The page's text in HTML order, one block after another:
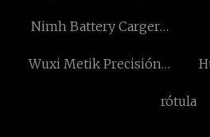
LIMITADO
Nimh Battery Carger
Wuxi Metik Precisión
rótula